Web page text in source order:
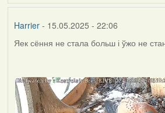
Harrier- 15.05.2025 - 22:06
Яек сёння не стала больш і ўжо не